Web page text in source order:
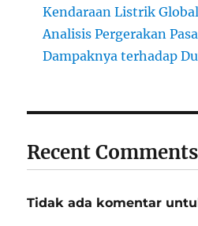
Kendaraan Listrik Global
Analisis Pergerakan
Dampaknya terhadap
Recent Comments
Tidak ada komentar